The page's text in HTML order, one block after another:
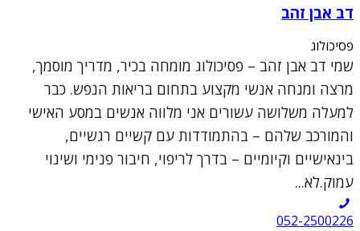
דב אבן זהב
פסיכולוג
שמי דב אבן זהב – פסיכולוג מומחה בכיר, מדריך מוסמך,
מרצה ומנחה אנשי מקצוע בתחום בריאות הנפש. כבר
למעלה משלושה עשורים אני מלווה אנשים במסע האישי
והמורכב שלהם – בהתמודדות עם קשיים רגשיים,
בינאישיים וקיומיים – בדרך לריפוי, חיבור פנימי ושינוי
עמוק.לא...
052-2500226